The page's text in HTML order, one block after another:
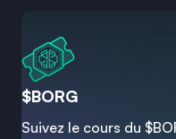
$BORG
Suivez le cours du